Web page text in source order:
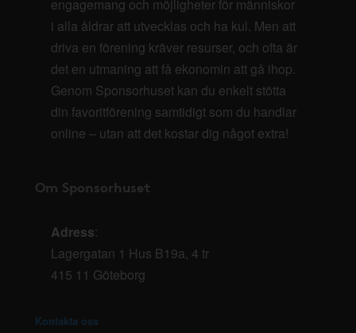
engagemang och möjligheter för människor
i alla åldrar att utvecklas och ha kul. Men att
driva en förening kräver resurser, och ofta är
det en utmaning att få ekonomin att gå ihop.
Genom Sponsorhuset kan du enkelt stötta
din favoritförening samtidigt som du handlar
online – utan att det kostar dig något extra!
Om Sponsorhuset
Adress:
Lagergatan 1 Hus B19a, 4 tr
415 11 Göteborg
Kontakta oss